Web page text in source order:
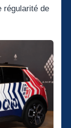
régularité de